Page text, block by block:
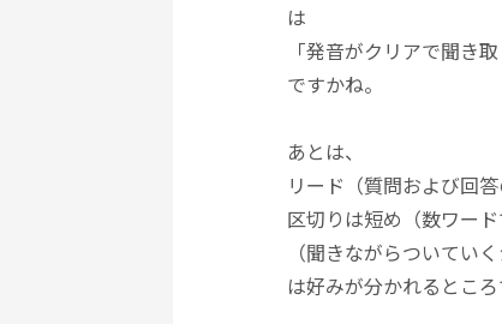
は
「発音がクリアで聞き
ですかね。
あとは、
リード（質問および回
区切りは短め（数ワー
（聞きながらついてい
は好みが分かれるところ